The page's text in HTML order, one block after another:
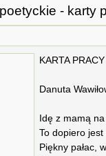
- karty
KARTA
Danuta
Idę z mamą
To dopiero jest
Piękny pałac,